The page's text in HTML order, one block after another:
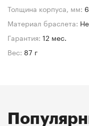
Толщина корпуса, мм: 6
Материал браслета:
Гарантия: 12 мес.
Вес: 87 г